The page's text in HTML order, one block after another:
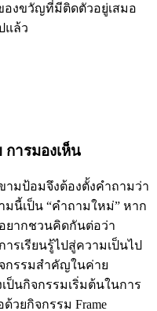
องขวัญที่มีติดตัวอยู่เสมอ
แล้ว
การมองเห็น
ามป้อมจึงต้องตั้งคำถามว่า
มนี้เป็น “คำถามใหม่” หาก
ยากชวนคิดกันต่อว่า
รเรียนรู้ไปสู่ความเป็นไป
กรรมสำคัญในค่าย
เป็นกิจกรรมเริ่มต้นในการ
วยกิจกรรม Frame